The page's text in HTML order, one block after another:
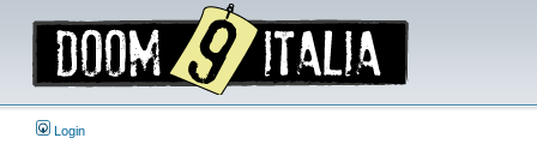
Login